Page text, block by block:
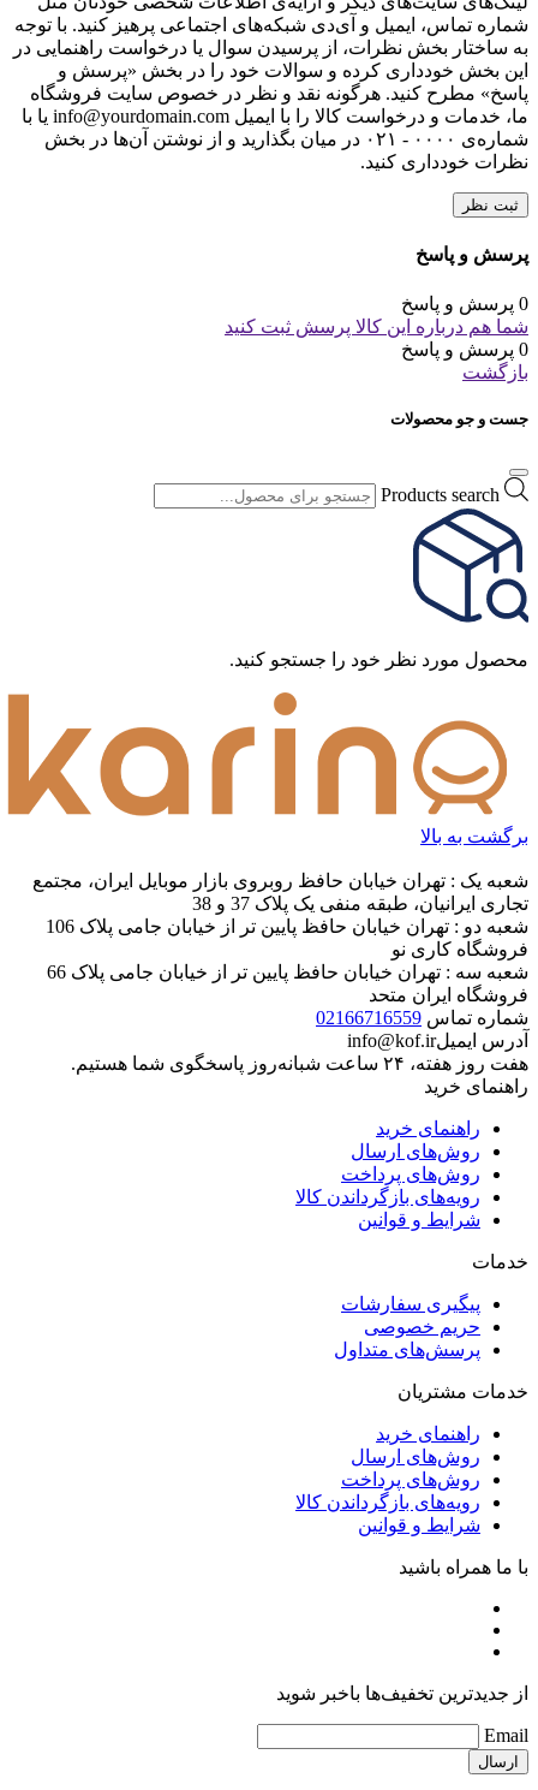
شماره تماس، ایمیل و آی‌دی شبکه‌های اجتماعی پرهیز کنید. با توجه
به ساختار بخش نظرات، از پرسیدن سوال یا درخواست راهنمایی در
این بخش خودداری کرده و سوالات خود را در بخش «پرسش و
پاسخ» مطرح کنید. هرگونه نقد و نظر در خصوص سایت فروشگاه
ما، خدمات و درخواست کالا را با ایمیل info@yourdomain.com یا با
شماره‌ی ۰۰۰۰ - ۰۲۱ در میان بگذارید و از نوشتن آن‌ها در بخش
نظرات خودداری کنید.
ثبت نظر
پرسش و پاسخ
0 پرسش و پاسخ
شما هم درباره این کالا پرسش ثبت کنید
0 پرسش و پاسخ
بازگشت
جست و جو محصولات
Products search
محصول مورد نظر خود را جستجو کنید.
برگشت به بالا
شعبه یک : تهران خیابان حافظ روبروی بازار موبایل ایران، مجتمع
تجاری ایرانیان، طبقه منفی یک پلاک 37 و 38
شعبه دو : تهران خیابان حافظ پایین تر از خیابان جامی پلاک 106
فروشگاه کاری نو
شعبه سه : تهران خیابان حافظ پایین تر از خیابان جامی پلاک 66
فروشگاه ایران متحد
شماره تماس 02166716559
آدرس ایمیلinfo@kof.ir
هفت روز هفته، ۲۴ ساعت شبانه‌روز پاسخگوی شما هستیم.
راهنمای خرید
راهنمای خرید
روش‌های ارسال
روش‌های پرداخت
رویه‌های بازگرداندن کالا
شرایط و قوانین
خدمات
پیگیری سفارشات
حریم خصوصی
پرسش‌های متداول
خدمات مشتریان
راهنمای خرید
روش‌های ارسال
روش‌های پرداخت
رویه‌های بازگرداندن کالا
شرایط و قوانین
با ما همراه باشید
از جدیدترین تخفیف‌ها باخبر شوید
Email